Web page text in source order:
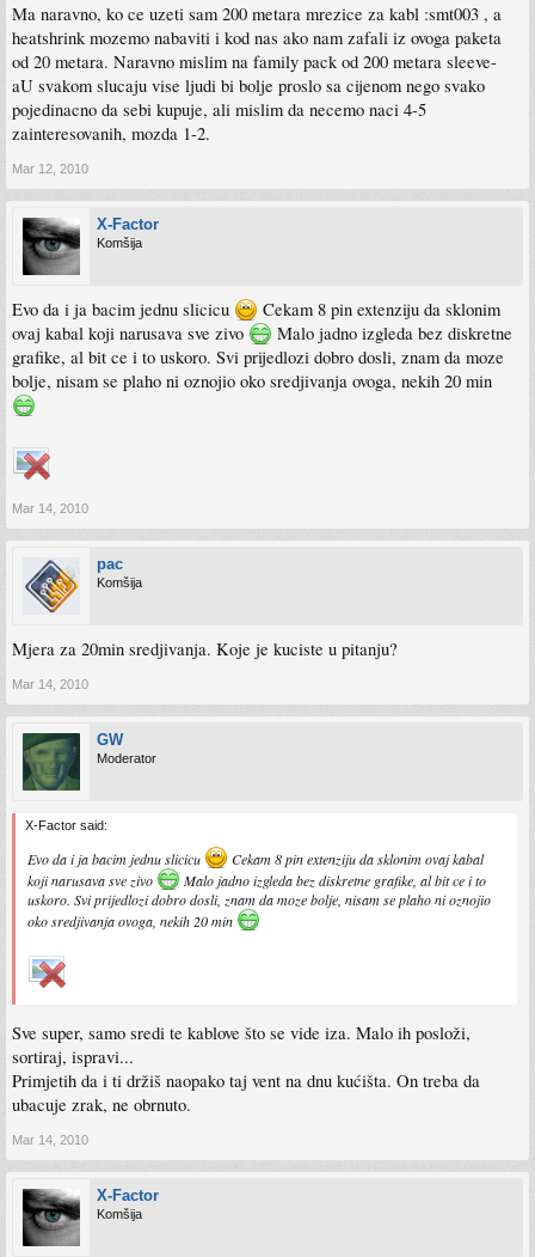
Ma naravno, ko ce uzeti sam 200 metara mrezice za kabl :smt003 , a
heatshrink mozemo nabaviti i kod nas ako nam zafali iz ovoga paketa
od 20 metara. Naravno mislim na family pack od 200 metara sleeve-
aU svakom slucaju vise ljudi bi bolje proslo sa cijenom nego svako
pojedinacno da sebi kupuje, ali mislim da necemo naci 4-5
zainteresovanih, mozda 1-2.
Mar 12, 2010
X-Factor
Komšija
Evo da i ja bacim jednu slicicu
Cekam 8 pin extenziju da sklonim
ovaj kabal koji narusava sve zivo
Malo jadno izgleda bez diskretne
grafike, al bit ce i to uskoro. Svi prijedlozi dobro dosli, znam da moze
bolje, nisam se plaho ni oznojio oko sredjivanja ovoga, nekih 20 min
Mar 14, 2010
pac
Komšija
Mjera za 20min sredjivanja. Koje je kuciste u pitanju?
Mar 14, 2010
GW
Moderator
X-Factor said:
Evo da i ja bacim jednu slicicu
Cekam 8 pin extenziju da sklonim ovaj kabal
koji narusava sve zivo
Malo jadno izgleda bez diskretne grafike, al bit ce i to
uskoro. Svi prijedlozi dobro dosli, znam da moze bolje, nisam se plaho ni oznojio
oko sredjivanja ovoga, nekih 20 min
Sve super, samo sredi te kablove što se vide iza. Malo ih posloži,
sortiraj, ispravi...
Primjetih da i ti držiš naopako taj vent na dnu kućišta. On treba da
ubacuje zrak, ne obrnuto.
Mar 14, 2010
X-Factor
Komšija